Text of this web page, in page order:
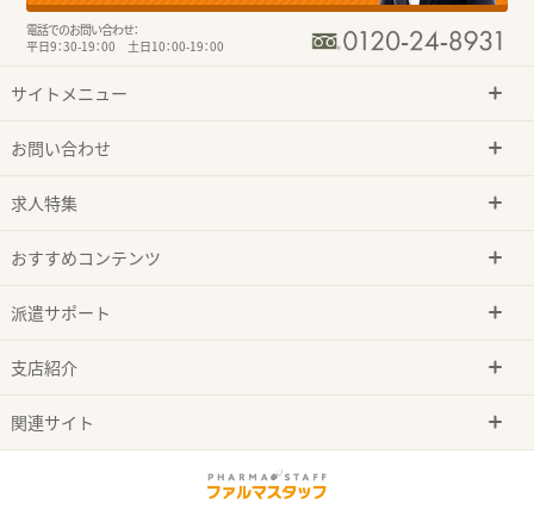
電話でのお問い合わせ：
平日9：30-19：00 土日10：00-19：00
サイトメニュー
お問い合わせ
求人特集
おすすめコンテンツ
派遣サポート
支店紹介
関連サイト